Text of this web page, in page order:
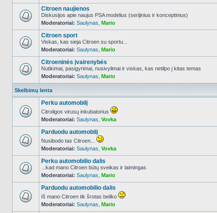
NO_UNREAD_POSTS
Citroen naujienos
Diskusijos apie naujus PSA modelius (serijinius ir konceptinius)
Moderatoriai: Saulynas Mario
NO_UNREAD_POSTS
Citroen sport
Viskas, kas sieja Citroen su sportu...
Moderatoriai: Saulynas Mario
NO_UNREAD_POSTS
Citroeninės įvairenybės
Nutikimai, pasigyrimai, nusivylimai ir viskas, kas netilpo į kitas temas
Moderatoriai: Saulynas Mario
Skelbimų lenta
NO_UNREAD_POSTS
Perku automobilį
Citroligos virusų inkubatorius
Moderatoriai: Saulynas Vovka
NO_UNREAD_POSTS
Parduodu automobilį
Nusibodo tas Citroen...
Moderatoriai: Saulynas Vovka
NO_UNREAD_POSTS
Perku automobilio dalis
...kad mano Citroen būtų sveikas ir laimingas
Moderatoriai: Saulynas Mario
NO_UNREAD_POSTS
Parduodu automobilio dalis
Iš mano Citroen tik šrotas beliko
Moderatoriai: Saulynas Mario